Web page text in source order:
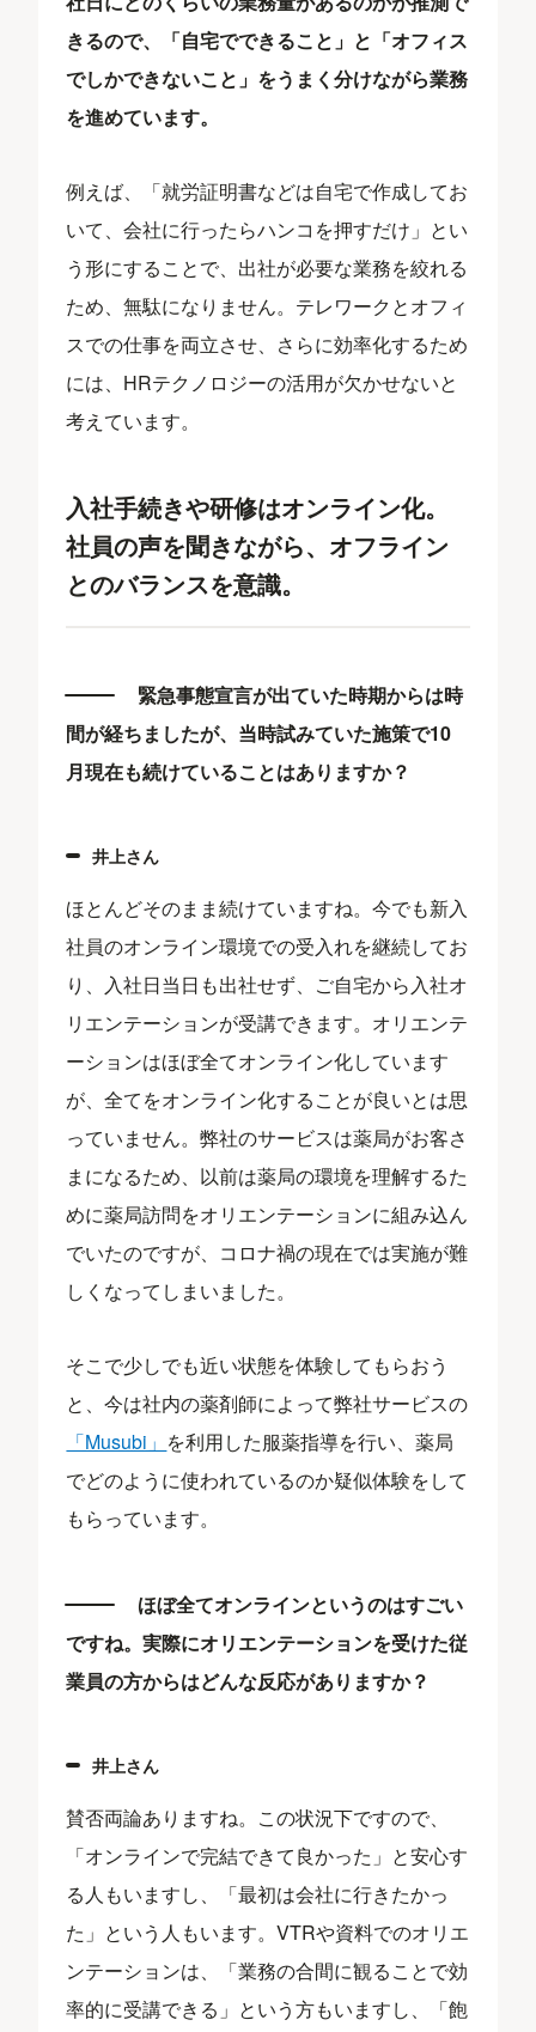
きるので、「自宅でできること」と「オフィス
でしかできないこと」をうまく分けながら業務
を進めています。
例えば、「就労証明書などは自宅で作成してお
いて、会社に行ったらハンコを押すだけ」とい
う形にすることで、出社が必要な業務を絞れる
ため、無駄になりません。テレワークとオフィ
スでの仕事を両立させ、さらに効率化するため
には、HRテクノロジーの活用が欠かせないと
考えています。
入社手続きや研修はオンライン化。
社員の声を聞きながら、オフライン
とのバランスを意識。
緊急事態宣言が出ていた時期からは時
間が経ちましたが、当時試みていた施策で10
月現在も続けていることはありますか？
井上さん
ほとんどそのまま続けていますね。今でも新入
社員のオンライン環境での受入れを継続してお
り、入社日当日も出社せず、ご自宅から入社オ
リエンテーションが受講できます。オリエンテ
ーションはほぼ全てオンライン化しています
が、全てをオンライン化することが良いとは思
っていません。弊社のサービスは薬局がお客さ
まになるため、以前は薬局の環境を理解するた
めに薬局訪問をオリエンテーションに組み込ん
でいたのですが、コロナ禍の現在では実施が難
しくなってしまいました。
そこで少しでも近い状態を体験してもらおう
と、今は社内の薬剤師によって弊社サービスの
「Musubi」 を利用した服薬指導を行い、薬局
でどのように使われているのか疑似体験をして
もらっています。
ほぼ全てオンラインというのはすごい
ですね。実際にオリエンテーションを受けた従
業員の方からはどんな反応がありますか？
井上さん
賛否両論ありますね。この状況下ですので、
「オンラインで完結できて良かった」と安心す
る人もいますし、「最初は会社に行きたかっ
た」という人もいます。VTRや資料でのオリエ
ンテーションは、「業務の合間に観ることで効
率的に受講できる」という方もいますし、「飽